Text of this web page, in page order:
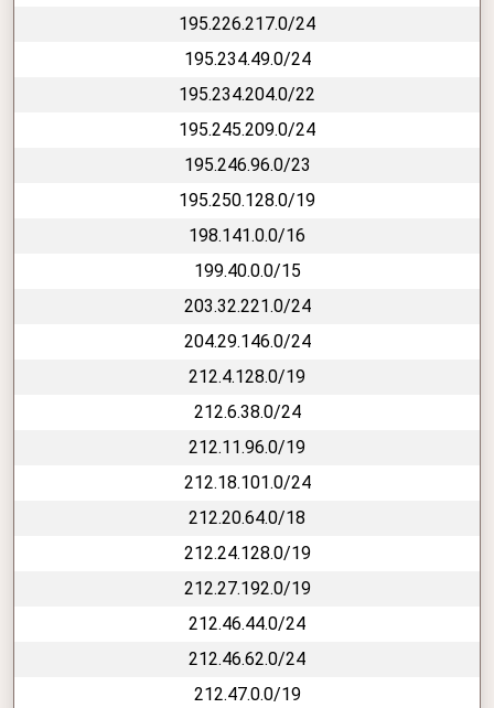
195.226.217.0/24
195.234.49.0/24
195.234.204.0/22
195.245.209.0/24
195.246.96.0/23
195.250.128.0/19
198.141.0.0/16
199.40.0.0/15
203.32.221.0/24
204.29.146.0/24
212.4.128.0/19
212.6.38.0/24
212.11.96.0/19
212.18.101.0/24
212.20.64.0/18
212.24.128.0/19
212.27.192.0/19
212.46.44.0/24
212.46.62.0/24
212.47.0.0/19